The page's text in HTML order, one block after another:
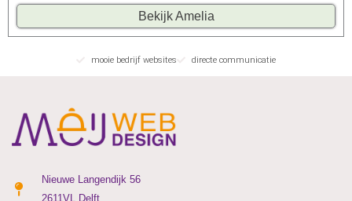
Bekijk Amelia
mooie bedrijf websites directe communicatie
Nieuwe Langendijk 56
2611VL Delft